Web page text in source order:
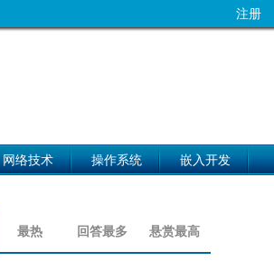
注册
网络技术 操作系统 嵌入开发
悬赏最高
回答最多
最热